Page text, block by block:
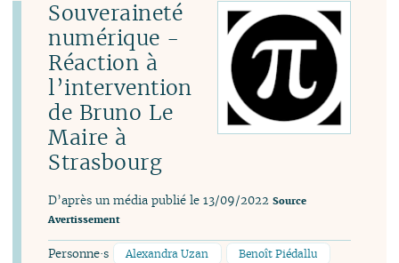
Souveraineté
numérique -
Réaction à
l’intervention
de Bruno Le
Maire à
Strasbourg
D’après un média publié le 13/09/2022 Source
Avertissement
Personne·s Alexandra Uzan Benoît Piédallu